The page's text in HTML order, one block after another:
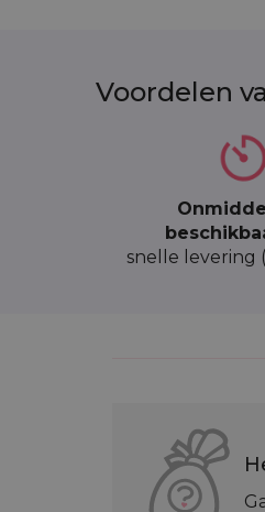
Voordelen
snelle levering